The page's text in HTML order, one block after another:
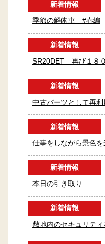
新着情報
季節の解体車 #春編
新着情報
SR20DET 再び１８
新着情報
中古パーツとして再
新着情報
仕事をしながら景色を
新着情報
本日の引き取り
新着情報
敷地内のセキュリテ